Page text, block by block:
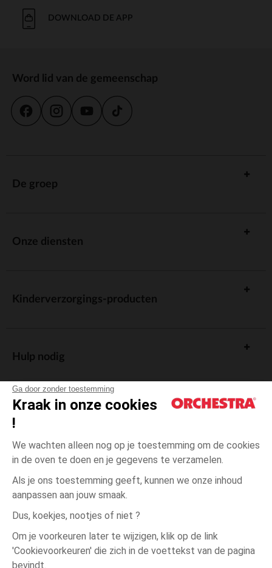
Ga door zonder toestemming
Kraak in onze cookies
!
We wachten alleen nog op je toestemming om de cookies
in de oven te doen en je gegevens te verzamelen.
Als je ons toestemming geeft, kunnen we onze inhoud
aanpassen aan jouw smaak.
Dus, koekjes, nootjes of niet ?
Om je voorkeuren later te wijzigen, klik op de link
'Cookievoorkeuren' die zich in de voettekst van de pagina
bevindt.
Groen Groen
één
DOWNLOAD DE APP
Word lid van de gemeenschap
De groep
Onze diensten
Kinderverzorgings-producten
Hulp nodig
Algemene verkoopsvoorwaarden
Wettelijke bepalingen
Persoonsgegevens